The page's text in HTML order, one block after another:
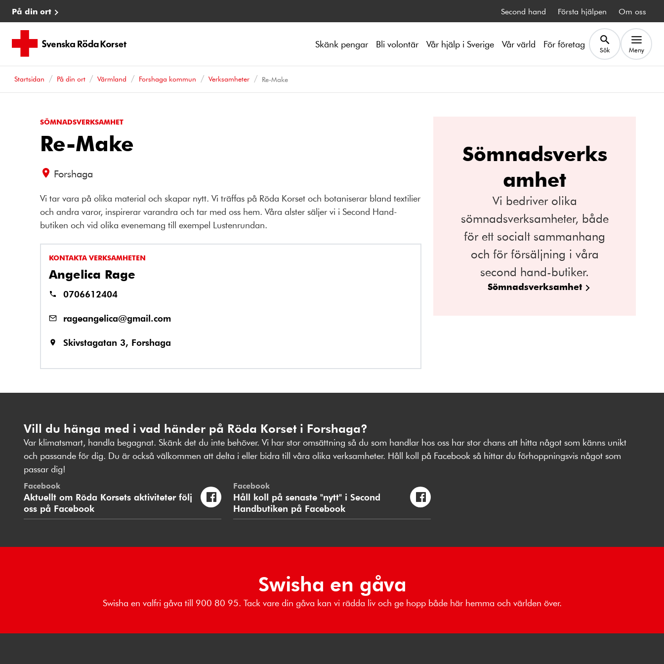
På din ort Second hand Första hjälpen Om oss
Skänk pengar Bli volontär Vår hjälp i Sverige Vår värld För företag Sök Meny
Startsidan På din ort Värmland Forshaga kommun Verksamheter Re-Make
SÖMNADSVERKSAMHET
Re-Make
Forshaga
Vi tar vara på olika material och skapar nytt. Vi träffas på Röda Korset och botaniserar bland textilier
och andra varor, inspirerar varandra och tar med oss hem. Våra alster säljer vi i Second Hand-
butiken och vid olika evenemang till exempel Lustenrundan.
KONTAKTA VERKSAMHETEN
Angelica Rage
0706612404
rageangelica@gmail.com
Skivstagatan 3, Forshaga
Sömnadsverks
amhet
Vi bedriver olika
sömnadsverksamheter, både
för ett socialt sammanhang
och för försäljning i våra
second hand-butiker.
Sömnadsverksamhet
Vill du hänga med i vad händer på Röda Korset i Forshaga?
Var klimatsmart, handla begagnat. Skänk det du inte behöver. Vi har stor omsättning så du som handlar hos oss har stor chans att hitta något som känns unikt
och passande för dig. Du är också välkommen att delta i eller bidra till våra olika verksamheter. Håll koll på Facebook så hittar du förhoppningsvis något som
passar dig!
Facebook
Aktuellt om Röda Korsets aktiviteter följ
oss på Facebook
Facebook
Håll koll på senaste "nytt" i Second
Handbutiken på Facebook
Swisha en gåva
Swisha en valfri gåva till 900 80 95. Tack vare din gåva kan vi rädda liv och ge hopp både här hemma och världen över.